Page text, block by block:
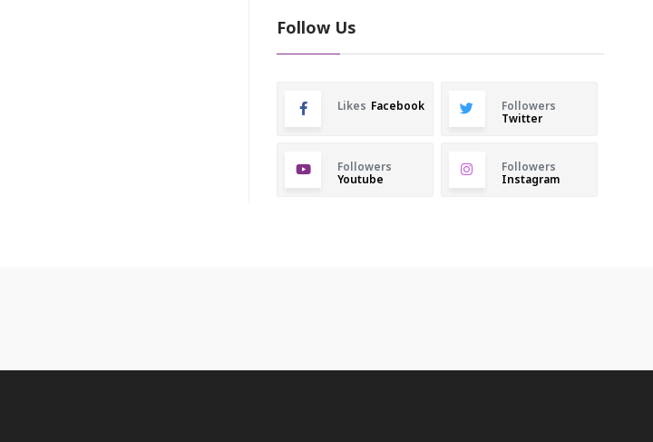
Follow Us
Likes Facebook
Followers
Twitter
Followers
Youtube
Followers
Instagram